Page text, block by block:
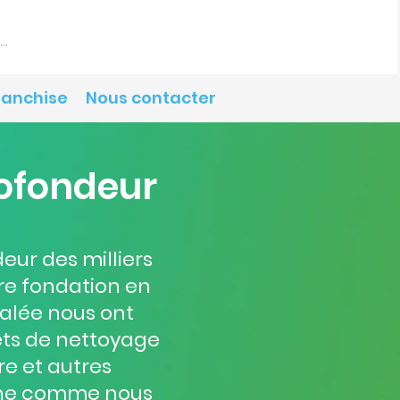
Nous contacter
des milliers
fondation en
nous ont
de nettoyage
et autres
comme nous